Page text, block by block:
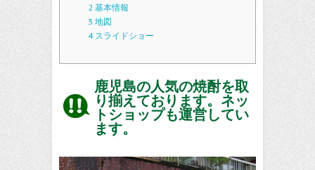
2 基本情報
3 地図
4スライドショー
鹿児島の人気の焼酎を取
り揃えております。ネッ
トショップも運営してい
ます。